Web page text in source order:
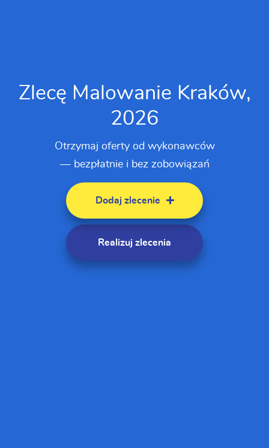
Zlecę Malowanie Kraków,
2026
Otrzymaj oferty od wykonawców
— bezpłatnie i bez zobowiązań
Dodaj zlecenie
Realizuj zlecenia